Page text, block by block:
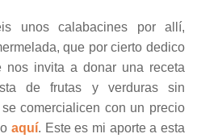
unos calabacines por allí,
que por cierto dedico
nos invita a donar una receta
de frutas y verduras sin
comercialicen con un precio
aquí. Este es mi aporte a esta